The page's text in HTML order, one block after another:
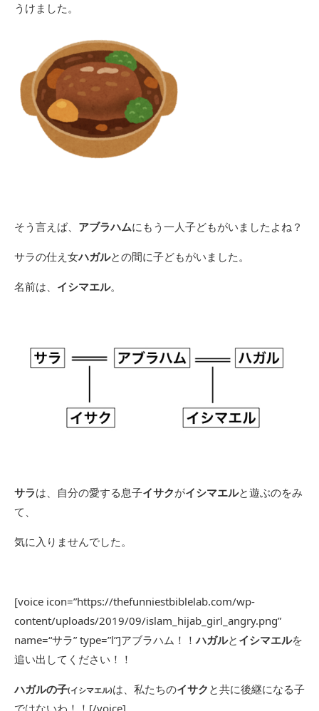
うけました。
そう言えば、 アブラハムにもう一人子どもがいましたよね？
サラの仕え女ハガルとの間に子どもがいました。
名前は、 イシマエル。
サラは、自分の愛する息子イサクがイシマエルと遊ぶのをみ
て、
気に入りませんでした。
[voice icon=”https://thefunniestbiblelab.com/wp-
content/uploads/2019/09/islam_hijab_girl_angry.png”
name=“サラ” type=”l”]アブラハム！！ハガルと イシマエルを
追い出してください！！
ハガルの子(イシマエル)は、私たちのイサク と共に後継になる子
ではないわ！！[/voice]